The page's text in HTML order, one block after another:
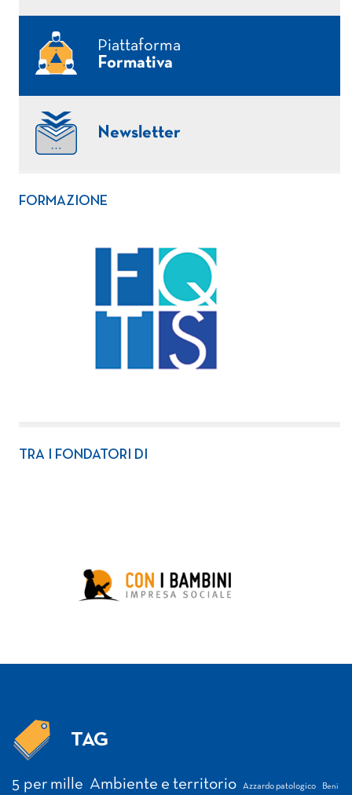
Piattaforma
Formativa
Newsletter
FORMAZIONE
TRA I FONDATORI DI
TAG
5 per mille Ambiente e territorio Azzardo patologico Beni